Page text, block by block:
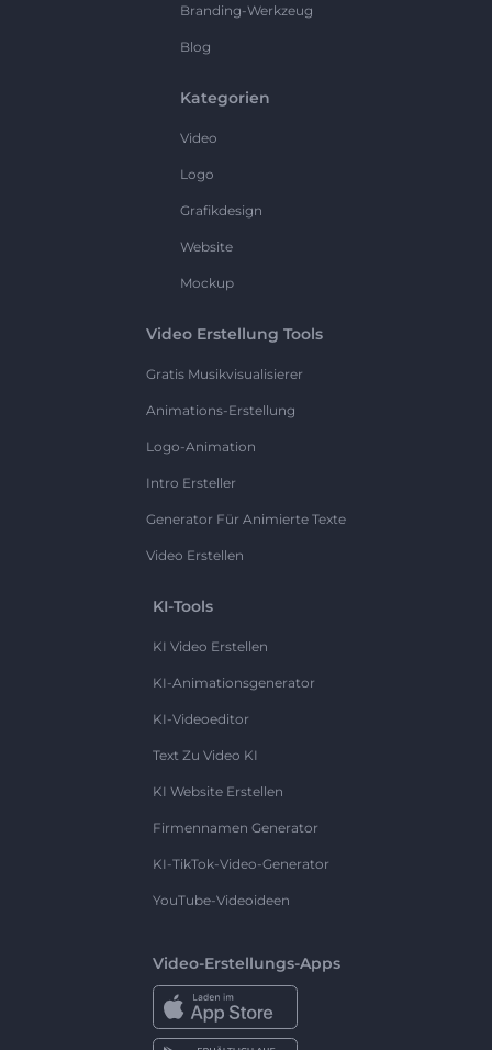
Branding-Werkzeug
Blog
Kategorien
Video
Logo
Grafikdesign
Website
Mockup
Video Erstellung Tools
Gratis Musikvisualisierer
Animations-Erstellung
Logo-Animation
Intro Ersteller
Generator Für Animierte Texte
Video Erstellen
KI-Tools
KI Video Erstellen
KI-Animationsgenerator
KI-Videoeditor
Text Zu Video KI
KI Website Erstellen
Firmennamen Generator
KI-TikTok-Video-Generator
YouTube-Videoideen
Video-Erstellungs-Apps